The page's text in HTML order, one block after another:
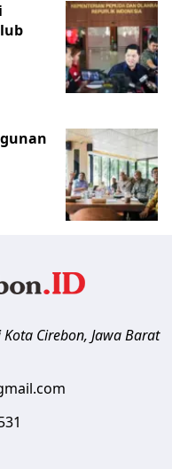
Kota Cirebon, Jawa Barat